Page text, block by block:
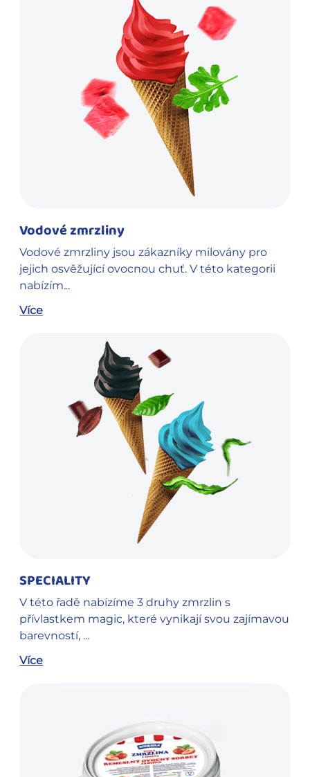
Vodové zmrzliny
Vodové zmrzliny jsou zákazníky milovány pro
jejich osvěžující ovocnou chuť. V této kategorii
nabízím...
Více
SPECIALITY
V této řadě nabízíme 3 druhy zmrzlin s
přívlastkem magic, které vynikají svou zajímavou
barevností, ...
Více